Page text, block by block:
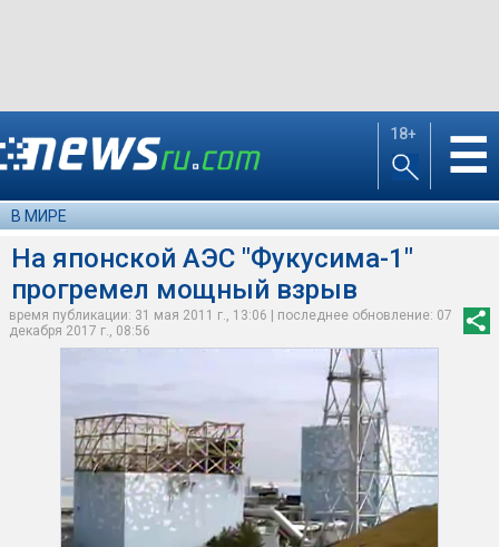
18+ ☰
В МИРЕ
На японской АЭС "Фукусима-1"
прогремел мощный взрыв
время публикации: 31 мая 2011 г., 13:06 | последнее обновление: 07
декабря 2017 г., 08:56